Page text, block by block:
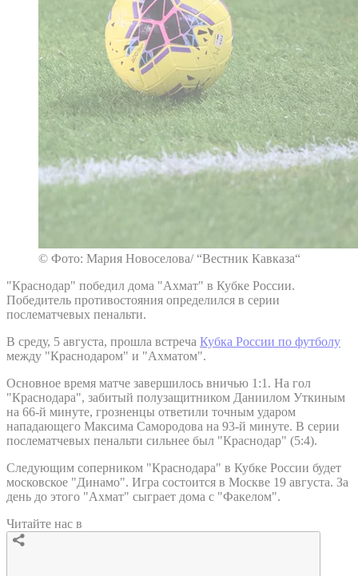
© Фото: Мария Новоселова/ “Вестник Кавказа“
"Краснодар" победил дома "Ахмат" в Кубке России.
Победитель противостояния определился в серии
послематчевых пенальти.
В среду, 5 августа, прошла встреча Кубка России по футболу
между "Краснодаром" и "Ахматом".
Основное время матче завершилось вничью 1:1. На гол
"Краснодара", забитый полузащитником Даниилом Уткиным
на 66-й минуте, грозненцы ответили точным ударом
нападающего Максима Самородова на 93-й минуте. В серии
послематчевых пенальти сильнее был "Краснодар" (5:4).
Следующим соперником "Краснодара" в Кубке России будет
московское "Динамо". Игра состоится в Москве 19 августа. За
день до этого "Ахмат" сыграет дома с "Факелом".
Читайте нас в